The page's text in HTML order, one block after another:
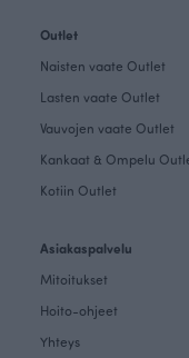
Outlet
Naisten vaate Outlet
Lasten vaate Outlet
Vauvojen vaate Outlet
Kankaat & Ompelu
Kotiin Outlet
Asiakaspalvelu
Mitoitukset
Hoito-ohjeet
Yhteys